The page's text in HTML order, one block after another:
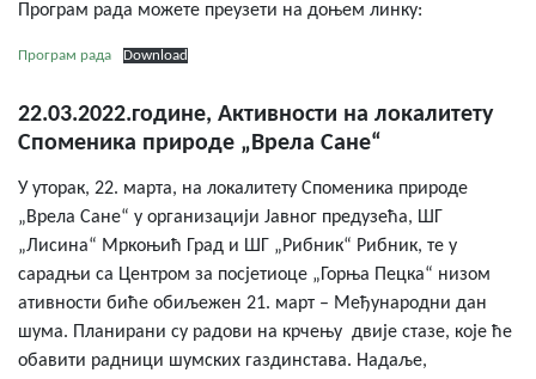
Програм рада можете преузети на доњем линку:
Програм рада Download
22.03.2022.године, Активности на локалитету
Споменика природе „Врела Сане“
У уторак, 22. марта, на локалитету Споменика природе
„Врела Сане“ у организацији Јавног предузећа, ШГ
„Лисина“ Мркоњић Град и ШГ „Рибник“ Рибник, те у
сарадњи са Центром за посјетиоце „Горња Пецка“ низом
ативности биће обиљежен 21. март – Међународни дан
шума. Планирани су радови на крчењу двије стазе, које ће
обавити радници шумских газдинстава. Надаље,